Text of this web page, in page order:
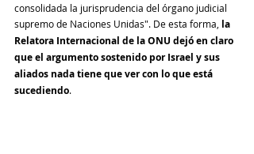
consolidada la jurisprudencia del órgano judicial
supremo de Naciones Unidas". De esta forma, la
Relatora Internacional de la ONU dejó en claro
que el argumento sostenido por Israel y sus
aliados nada tiene que ver con lo que está
sucediendo.